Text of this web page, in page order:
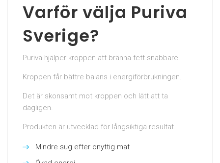
Varför välja Puriva
Sverige?
Puriva hjälper kroppen att bränna fett snabbare.
Kroppen får bättre balans i energiförbrukningen.
Det är skonsamt mot kroppen och lätt att ta
dagligen.
Produkten är utvecklad för långsiktiga resultat.
Mindre sug efter onyttig mat